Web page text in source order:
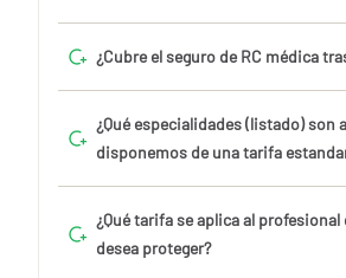
¿Cubre el seguro de RC médica
¿Qué especialidades (listado) son
disponemos de una tarifa
¿Qué tarifa se aplica al
desea proteger?